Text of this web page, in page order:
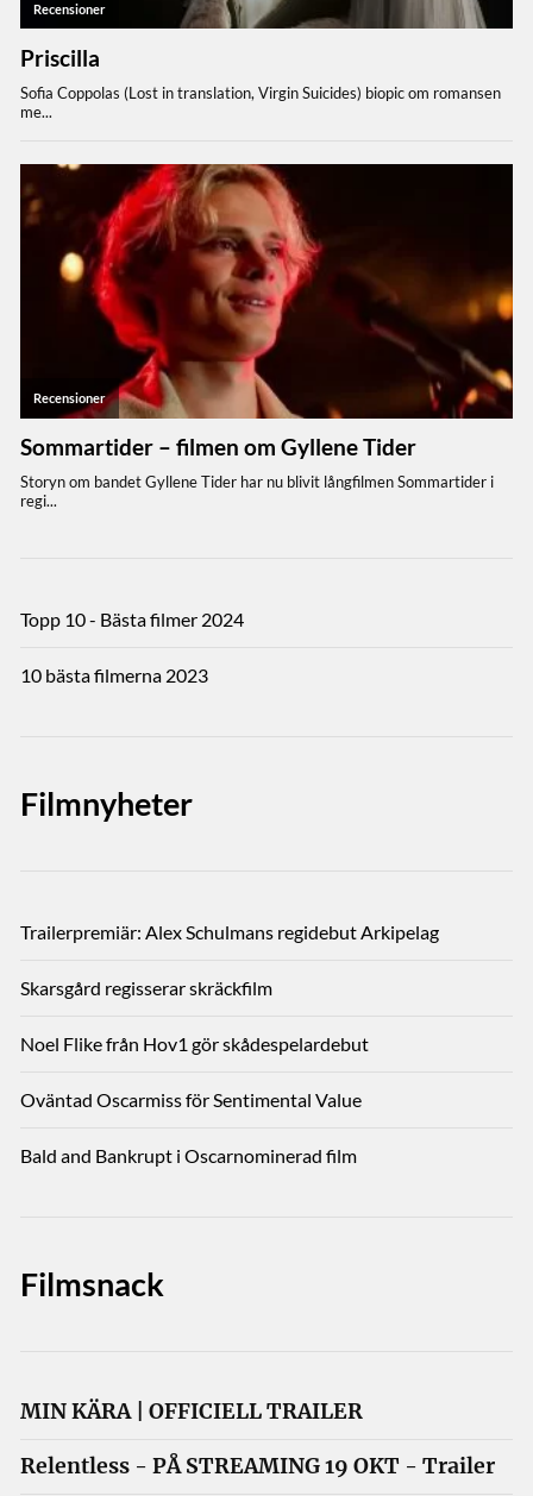
Topp 10 - Bästa filmer 2024
10 bästa filmerna 2023
Filmnyheter
Trailerpremiär: Alex Schulmans regidebut Arkipelag
Skarsgård regisserar skräckfilm
Noel Flike från Hov1 gör skådespelardebut
Oväntad Oscarmiss för Sentimental Value
Bald and Bankrupt i Oscarnominerad film
Filmsnack
MIN KÄRA | OFFICIELL TRAILER
Relentless - PÅ STREAMING 19 OKT - Trailer